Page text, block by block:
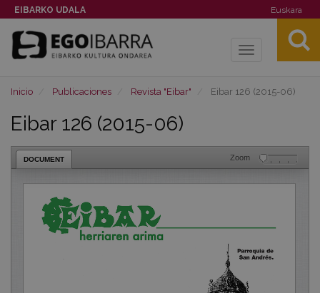
EIBARKO UDALA Euskara
Toggle
Inicio Publicaciones Revista "Eibar" Eibar 126 (2015-06)
Eibar 126 (2015-06)
DOCUMENT Zoom